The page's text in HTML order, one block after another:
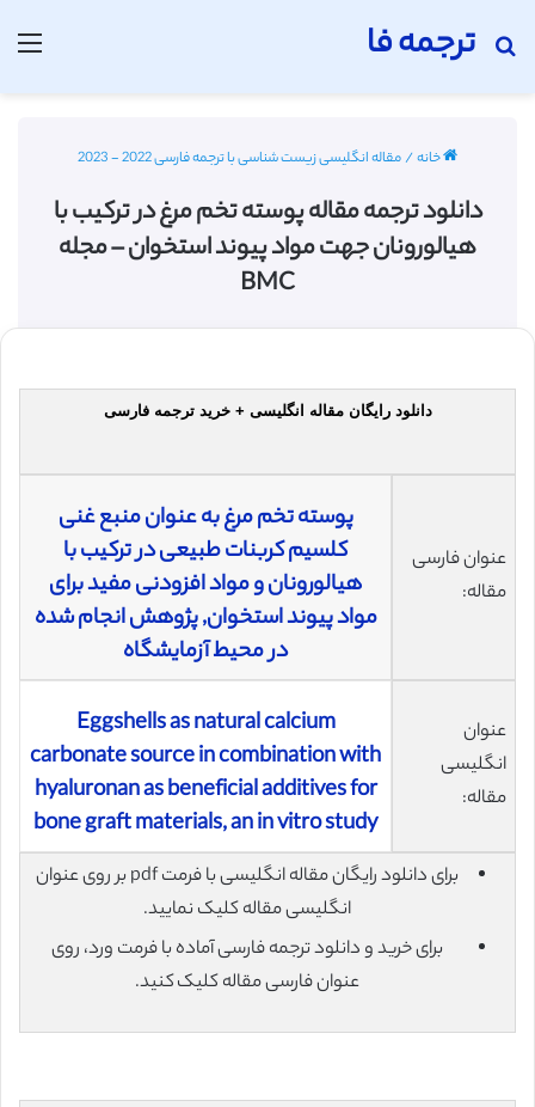
ترجمه فا
جستجو برای
خانه/مقاله انگلیسی زیست شناسی با ترجمه فارسی 2022 - 2023
دانلود ترجمه مقاله پوسته تخم مرغ در ترکیب با
هیالورونان جهت مواد پیوند استخوان – مجله
BMC
دانلود رایگان مقاله انگلیسی + خرید ترجمه فارسی
عنوان فارسی
مقاله:
پوسته تخم مرغ به عنوان منبع غنی
کلسیم کربنات طبیعی در ترکیب با
هیالورونان و مواد افزودنی مفید برای
مواد پیوند استخوان, پژوهش انجام شده
در محیط آزمایشگاه
عنوان
انگلیسی
مقاله:
Eggshells as natural calcium
carbonate source in combination with
hyaluronan as beneficial additives for
bone graft materials, an in vitro study
برای دانلود رایگان مقاله انگلیسی با فرمت pdf بر روی عنوان
انگلیسی مقاله کلیک نمایید.
برای خرید و دانلود ترجمه فارسی آماده با فرمت ورد، روی
عنوان فارسی مقاله کلیک کنید.